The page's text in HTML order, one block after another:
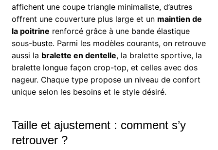
affichent une coupe triangle minimaliste, d’autres
offrent une couverture plus large et un maintien de
la poitrine renforcé grâce à une bande élastique
sous-buste. Parmi les modèles courants, on retrouve
aussi la bralette en dentelle, la bralette sportive, la
bralette longue façon crop-top, et celles avec dos
nageur. Chaque type propose un niveau de confort
unique selon les besoins et le style désiré.
Taille et ajustement : comment s’y
retrouver ?